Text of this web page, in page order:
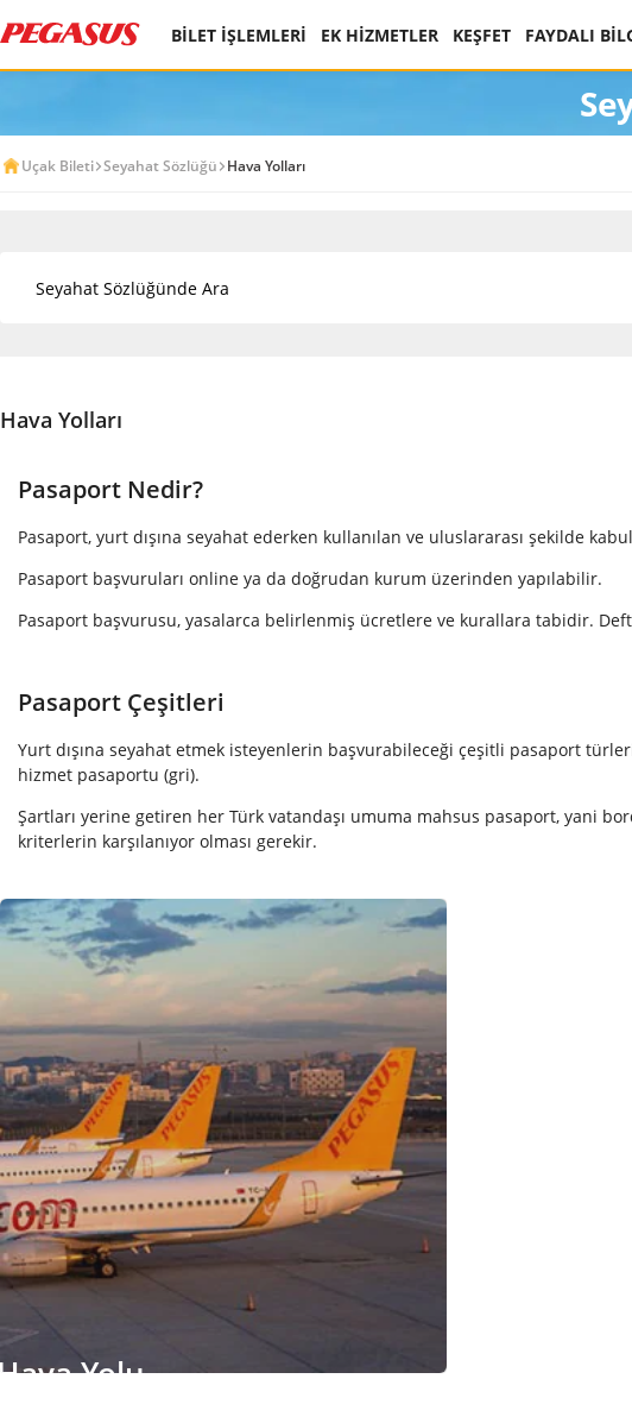
BİLET İŞLEMLERİ EK HİZMETLER KEŞFET FAYDALI
Uçak Bileti Seyahat Sözlüğü Hava Yolları
Hava Yolları
Pasaport Nedir?
Pasaport, yurt dışına seyahat ederken kullanılan ve uluslararası şekilde
Pasaport başvuruları online ya da doğrudan kurum üzerinden yapılabilir.
Pasaport başvurusu, yasalarca belirlenmiş ücretlere ve kurallara tabidir.
Pasaport Çeşitleri
Yurt dışına seyahat etmek isteyenlerin başvurabileceği çeşitli pasaport
hizmet pasaportu (gri).
Şartları yerine getiren her Türk vatandaşı umuma mahsus pasaport, yani
kriterlerin karşılanıyor olması gerekir.
Yolu